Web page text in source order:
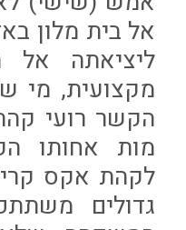
אל בית מלון
ליציאתה אל
מקצועית, מי
הקשר רועי
מות אחותו
לקהת אקס
גדולים